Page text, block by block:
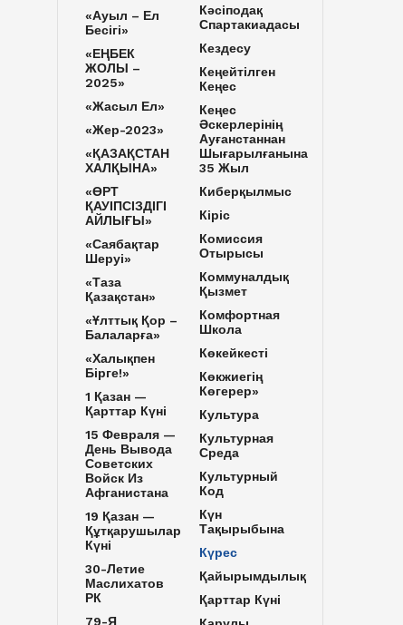
«Ауыл – Ел
Бесігі»
«ЕҢБЕК
ЖОЛЫ –
2025»
«Жасыл Ел»
«Жер-2023»
«ҚАЗАҚСТАН
ХАЛҚЫНА»
«ӨРТ
ҚАУІПСІЗДІГІ
АЙЛЫҒЫ»
«Саябақтар
Шеруі»
«Таза
Қазақстан»
«Ұлттық Қор –
Балаларға»
«Халықпен
Бірге!»
1 Қазан —
Қарттар Күні
15 Февраля —
День Вывода
Советских
Войск Из
Афганистана
19 Қазан —
Құтқарушылар
Күні
30-Летие
Маслихатов
РК
79-Я
Кәсіподақ
Спартакиадасы
Кездесу
Кеңейтілген
Кеңес
Кеңес
Әскерлерінің
Ауғанстаннан
Шығарылғанына
35 Жыл
Киберқылмыс
Кіріс
Комиссия
Отырысы
Коммуналдық
Қызмет
Комфортная
Школа
Көкейкесті
Көкжиегің
Көгерер»
Культура
Культурная
Среда
Культурный
Код
Күн
Тақырыбына
Күрес
Қайырымдылық
Қарттар Күні